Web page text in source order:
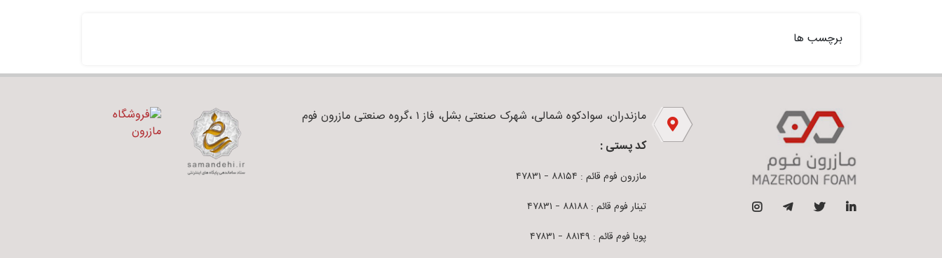
برچسب ها
مازندران، سوادکوه شمالی، شهرک صنعتی بشل، فاز ۱ ،گروه صنعتی مازرون فوم
کد پستی :
مازرون فوم قائم : ۸۸۱۵۴ – ۴۷۸۳۱
تینار فوم قائم : ۸۸۱۸۸ – ۴۷۸۳۱
پویا فوم قائم : ۸۸۱۴۹ – ۴۷۸۳۱